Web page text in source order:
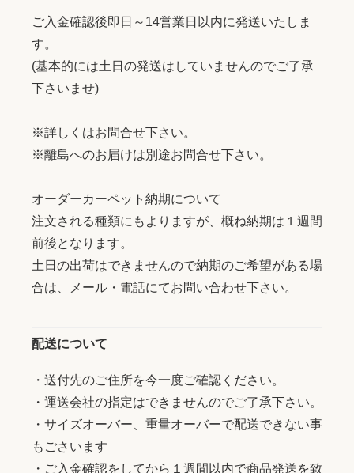
ご入金確認後即日～14営業日以内に発送いたしま
す。
(基本的には土日の発送はしていませんのでご了承
下さいませ)
※詳しくはお問合せ下さい。
※離島へのお届けは別途お問合せ下さい。
オーダーカーペット納期について
注文される種類にもよりますが、概ね納期は１週間
前後となります。
土日の出荷はできませんので納期のご希望がある場
合は、メール・電話にてお問い合わせ下さい。
配送について
・送付先のご住所を今一度ご確認ください。
・運送会社の指定はできませんのでご了承下さい。
・サイズオーバー、重量オーバーで配送できない事
もごさいます
・ご入金確認をしてから１週間以内で商品発送を致